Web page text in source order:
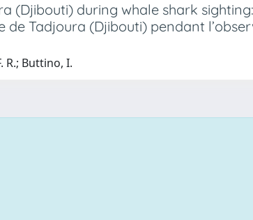
(Djibouti) during whale shark
Tadjoura (Djibouti) pendant
R.; Buttino, I.